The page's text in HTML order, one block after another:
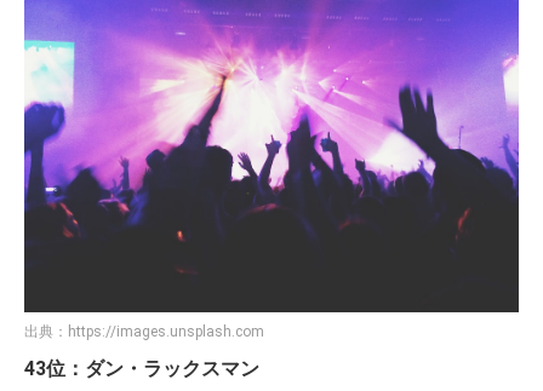
出典： https://images.unsplash.com
43位：ダン・ラックスマン